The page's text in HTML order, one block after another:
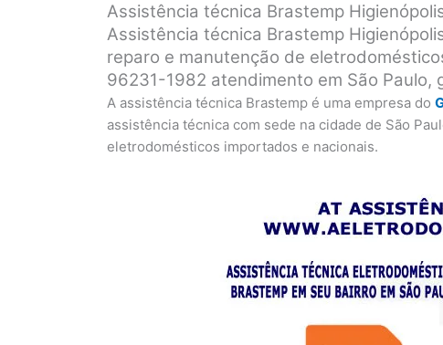
Assistência técnica Brastemp
Assistência técnica Brastemp
reparo e manutenção de
96231-1982 atendimento em São Paulo,
A assistência técnica Brastemp é uma empresa do
assistência técnica com sede na cidade de São
eletrodomésticos importados e nacionais.